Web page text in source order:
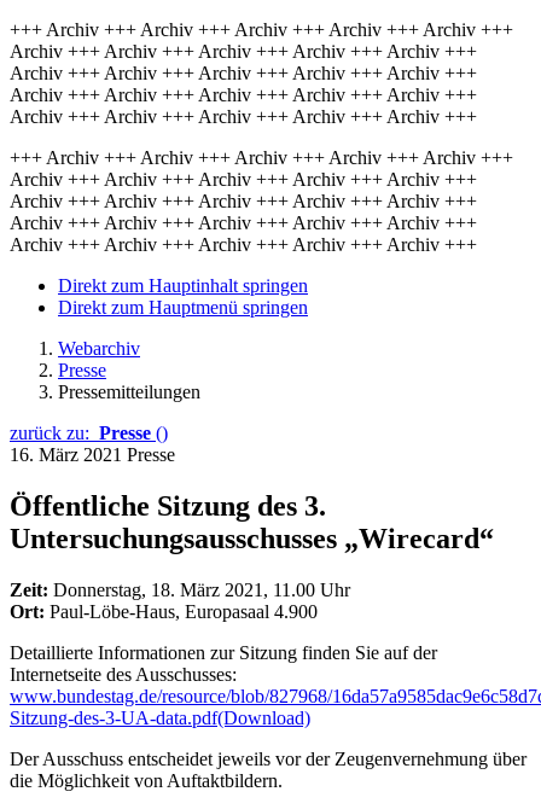
+++ Archiv +++ Archiv +++ Archiv +++ Archiv +++ Archiv +++
Archiv +++ Archiv +++ Archiv +++ Archiv +++ Archiv +++
Archiv +++ Archiv +++ Archiv +++ Archiv +++ Archiv +++
Archiv +++ Archiv +++ Archiv +++ Archiv +++ Archiv +++
Archiv +++ Archiv +++ Archiv +++ Archiv +++ Archiv +++
+++ Archiv +++ Archiv +++ Archiv +++ Archiv +++ Archiv +++
Archiv +++ Archiv +++ Archiv +++ Archiv +++ Archiv +++
Archiv +++ Archiv +++ Archiv +++ Archiv +++ Archiv +++
Archiv +++ Archiv +++ Archiv +++ Archiv +++ Archiv +++
Archiv +++ Archiv +++ Archiv +++ Archiv +++ Archiv +++
Direkt zum Hauptinhalt springen
Direkt zum Hauptmenü springen
Webarchiv
Presse
Pressemitteilungen
zurück zu: Presse ()
16. März 2021 Presse
Öffentliche Sitzung des 3.
Untersuchungsausschusses „Wirecard“
Zeit: Donnerstag, 18. März 2021, 11.00 Uhr
Ort: Paul-Löbe-Haus, Europasaal 4.900
Detaillierte Informationen zur Sitzung finden Sie auf der
Internetseite des Ausschusses:
www.bundestag.de/resource/blob/827968/
Sitzung-des-3-UA-data.pdf(Download)
Der Ausschuss entscheidet jeweils vor der Zeugenvernehmung über
die Möglichkeit von Auftaktbildern.